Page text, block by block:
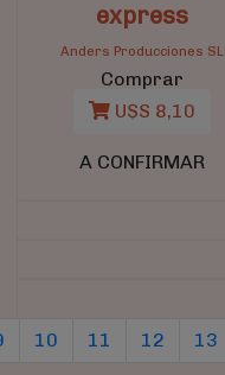
express
Anders Producciones SL
Comprar
U$S 8,10
A CONFIRMAR
10 11 12 13